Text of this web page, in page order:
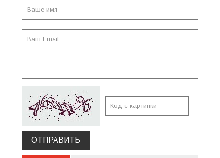
ОТПРАВИТЬ